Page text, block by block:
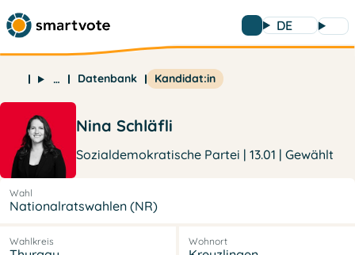
DE
… Datenbank Kandidat:in
Nina Schläfli
Sozialdemokratische Partei | 13.01 | Gewählt
Wahl
Nationalratswahlen (NR)
Wahlkreis Wohnort